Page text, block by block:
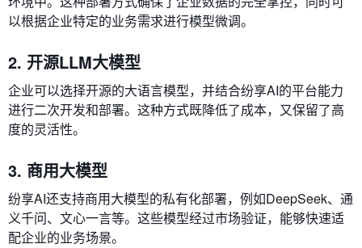
以根据企业特定的业务需求进行模型微调。
2. 开源LLM大模型
企业可以选择开源的大语言模型，并结合纷享AI的平台能力
进行二次开发和部署。这种方式既降低了成本，又保留了高
度的灵活性。
3. 商用大模型
纷享AI还支持商用大模型的私有化部署，例如DeepSeek、通
义千问、文心一言等。这些模型经过市场验证，能够快速适
配企业的业务场景。